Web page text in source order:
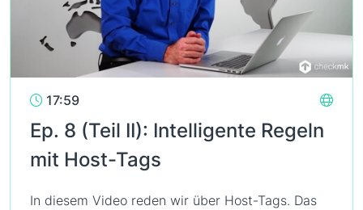
17:59
Ep. 8 (Teil II): Intelligente Regeln
mit Host-Tags
In diesem Video reden wir über Host-Tags. Das